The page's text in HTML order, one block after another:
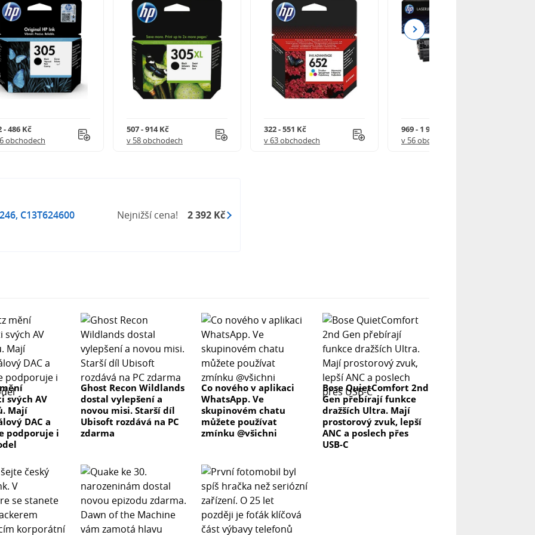
- 486 Kč
obchodech
507 - 914 Kč
v 58 obchodech
322 - 551 Kč
v 63 obchodech
969 - 1 918 Kč
v 56 obchodech
Next
C13T624600 Nejnižší cena! 2 392 Kč
svých AV
Mají
DAC a
podporuje i
Ghost Recon Wildlands
dostal vylepšení a
novou misi. Starší díl
Ubisoft rozdává na PC
zdarma
Co nového v aplikaci
WhatsApp. Ve
skupinovém chatu
můžete používat
zmínku @všichni
Bose QuietComfort 2nd
Gen přebírají funkce
dražších Ultra. Mají
prostorový zvuk, lepší
ANC a poslech přes
USB-C